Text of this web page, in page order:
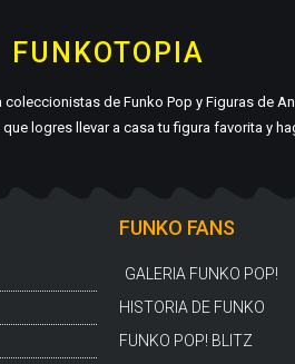
FUNKOTOPIA
de Funko Pop y Figuras de
logres llevar a casa tu figura favorita y
FUNKO FANS
GALERIA FUNKO POP!
HISTORIA DE FUNKO
FUNKO POP! BLITZ